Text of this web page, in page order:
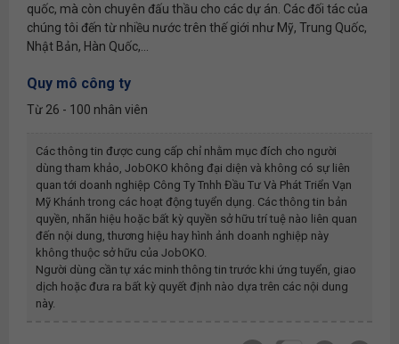
quốc, mà còn chuyên đấu thầu cho các dự án. Các đối tác của
chúng tôi đến từ nhiều nước trên thế giới như Mỹ, Trung Quốc,
Nhật Bản, Hàn Quốc,...
Quy mô công ty
Từ 26 - 100 nhân viên
Các thông tin được cung cấp chỉ nhằm mục đích cho người
dùng tham khảo, JobOKO không đại diện và không có sự liên
quan tới doanh nghiệp Công Ty Tnhh Đầu Tư Và Phát Triển Vạn
Mỹ Khánh trong các hoạt động tuyển dụng. Các thông tin bản
quyền, nhãn hiệu hoặc bất kỳ quyền sở hữu trí tuệ nào liên quan
đến nội dung, thương hiệu hay hình ảnh doanh nghiệp này
không thuộc sở hữu của JobOKO.
Người dùng cần tự xác minh thông tin trước khi ứng tuyển, giao
dịch hoặc đưa ra bất kỳ quyết định nào dựa trên các nội dung
này.